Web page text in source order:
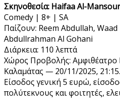
Σκηνοθεσία: Haifaa Al-Mansour
Comedy | 8+ | SA
Παίζουν: Reem Abdullah,
Abdullrahman Al Gohani
Διάρκεια: 110 λεπτά
Χώρος Προβολής: Αμφιθέατρο
Καλαμάτας — 20/11/2025, 21:15.
Είσοδος γενική 5 ευρώ,
πολύτεκνους και φοιτητές,